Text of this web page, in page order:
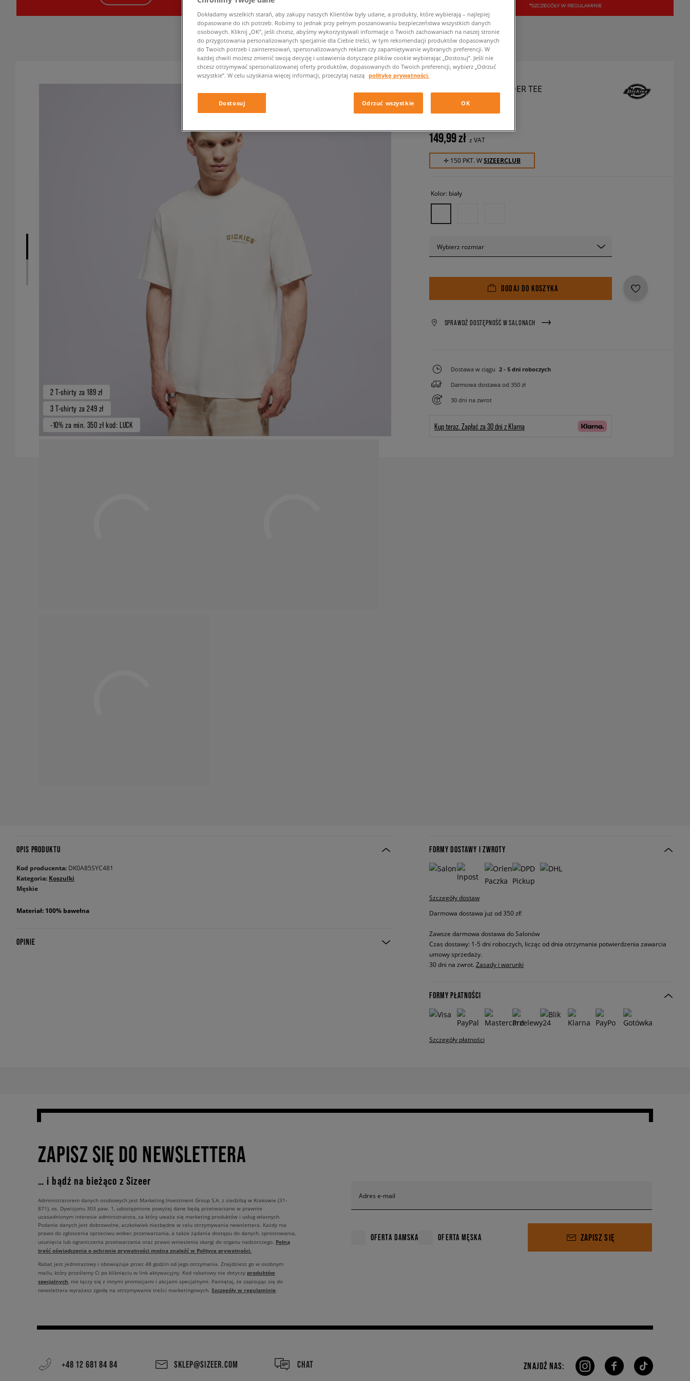
2 T-shirty za 189 zł
3 T-shirty za 249 zł
-10% za min. 350 zł kod: LUCK
DICKIES T-SHIRT BUILDER TEE
męskie, koszulki
149,99 zł z VAT
✛ 150 PKT. WSIZEERCLUB
Kolor: biały
Wybierz rozmiar
DODAJ DO KOSZYKA
SPRAWDŹ DOSTĘPNOŚĆ W SALONACH
Dostawa w ciągu 2 - 5 dni roboczych
Darmowa dostawa od 350 zł
30 dni na zwrot
Kup teraz. Zapłać za 30 dni z Klarną
OPIS PRODUKTU
Kod producenta: DK0A85SYC481
Kategoria: Koszulki
Męskie
Materiał: 100% bawełna
OPINIE
FORMY DOSTAWY I ZWROTY
Szczegóły dostaw
Darmowa dostawa już od 350 zł!
Zawsze darmowa dostawa do Salonów
Czas dostawy: 1-5 dni roboczych, licząc od dnia otrzymania potwierdzenia zawarcia
umowy sprzedaży.
30 dni na zwrot. Zasady i warunki
FORMY PŁATNOŚCI
Szczegóły płatności
ZAPISZ SIĘ DO NEWSLETTERA
… i bądź na bieżąco z Sizeer
Adres e-mail
OFERTA DAMSKA OFERTA MĘSKA ZAPISZ SIĘ
Administratorem danych osobowych jest Marketing Investment Group S.A. z siedzibą w Krakowie (31-
871), os. Dywizjonu 303 paw. 1, udostępnione powyżej dane będą przetwarzane w prawnie
uzasadnionym interesie administratora, za który uważa się marketing produktów i usług własnych.
Podanie danych jest dobrowolne, aczkolwiek niezbędne w celu otrzymywania newslettera. Każdy ma
prawo do zgłoszenia sprzeciwu wobec przetwarzania, a także żądania dostępu do danych, sprostowania,
usunięcia lub ograniczenia przetwarzania oraz prawo wniesienia skargi do organu nadzorczego. Pełną
treść oświadczenia o ochronie prywatności można znaleźć w Polityce prywatności.
Rabat jest jednorazowy i obowiązuje przez 48 godzin od jego otrzymania. Znajdziesz go w osobnym
mailu, który prześlemy Ci po kliknięciu w link aktywacyjny. Kod rabatowy nie dotyczy produktów
specjalnych, nie łączy się z innymi promocjami i akcjami specjalnymi. Pamiętaj, że zapisując się do
newslettera wyrażasz zgodę na otrzymywanie treści marketingowych. Szczegóły w regulaminie.
+48 12 681 84 84 SKLEP@SIZEER.COM CHAT ZNAJDŹ NAS:
Dokładamy wszelkich starań, aby zakupy naszych Klientów były udane, a produkty, które wybierają – najlepiej
dopasowane do ich potrzeb. Robimy to jednak przy pełnym poszanowaniu bezpieczeństwa wszystkich danych
osobowych. Kliknij „OK”, jeśli chcesz, abyśmy wykorzystywali informacje o Twoich zachowaniach na naszej stronie
do przygotowania personalizowanych specjalnie dla Ciebie treści, w tym rekomendacji produktów dopasowanych
do Twoich potrzeb i zainteresowań, spersonalizowanych reklam czy zapamiętywanie wybranych preferencji. W
każdej chwili możesz zmienić swoją decyzję i ustawienia dotyczące plików cookie wybierając „Dostosuj”. Jeśli nie
chcesz otrzymywać spersonalizowanej oferty produktów, dopasowanych do Twoich preferencji, wybierz „Odrzuć
wszystkie”. W celu uzyskania więcej informacji, przeczytaj naszą politykę prywatności.
Dostosuj Odrzuć wszystkie OK